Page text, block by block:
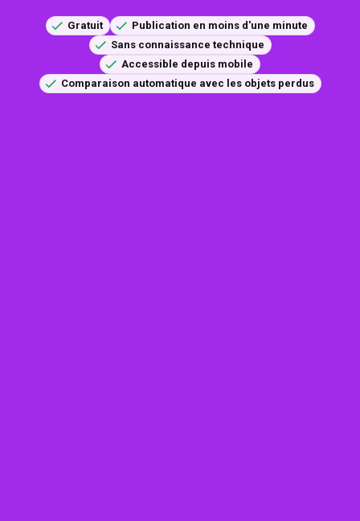
Gratuit
Publication en moins d'une minute
Sans connaissance technique
Accessible depuis mobile
Comparaison automatique avec les objets perdus